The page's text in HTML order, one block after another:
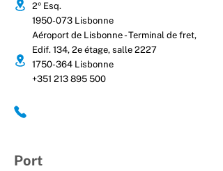
2º Esq.
1950-073 Lisbonne
Aéroport de Lisbonne - Terminal de fret,
Edif. 134, 2e étage, salle 2227
1750-364 Lisbonne
+351 213 895 500
Port